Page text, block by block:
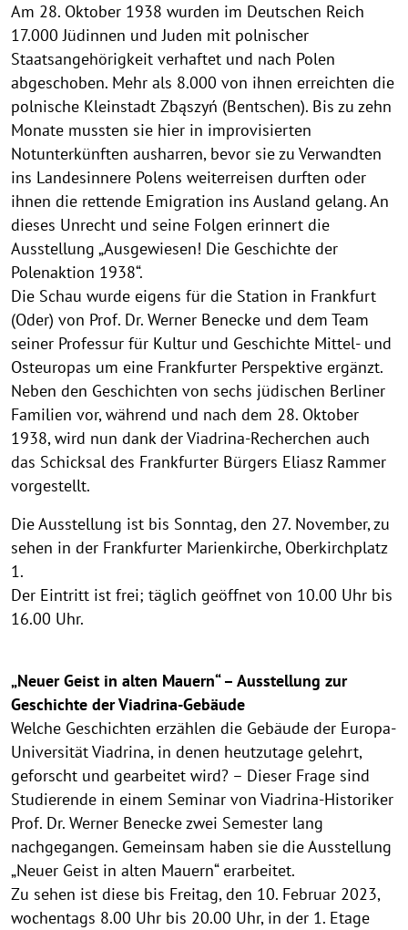
Am 28. Oktober 1938 wurden im Deutschen Reich
17.000 Jüdinnen und Juden mit polnischer
Staatsangehörigkeit verhaftet und nach Polen
abgeschoben. Mehr als 8.000 von ihnen erreichten die
polnische Kleinstadt Zbąszyń (Bentschen). Bis zu zehn
Monate mussten sie hier in improvisierten
Notunterkünften ausharren, bevor sie zu Verwandten
ins Landesinnere Polens weiterreisen durften oder
ihnen die rettende Emigration ins Ausland gelang. An
dieses Unrecht und seine Folgen erinnert die
Ausstellung „Ausgewiesen! Die Geschichte der
Polenaktion 1938“.
Die Schau wurde eigens für die Station in Frankfurt
(Oder) von Prof. Dr. Werner Benecke und dem Team
seiner Professur für Kultur und Geschichte Mittel- und
Osteuropas um eine Frankfurter Perspektive ergänzt.
Neben den Geschichten von sechs jüdischen Berliner
Familien vor, während und nach dem 28. Oktober
1938, wird nun dank der Viadrina-Recherchen auch
das Schicksal des Frankfurter Bürgers Eliasz Rammer
vorgestellt.
Die Ausstellung ist bis Sonntag, den 27. November, zu
sehen in der Frankfurter Marienkirche, Oberkirchplatz
1.
Der Eintritt ist frei; täglich geöffnet von 10.00 Uhr bis
16.00 Uhr.
„Neuer Geist in alten Mauern“ – Ausstellung zur
Geschichte der Viadrina-Gebäude
Welche Geschichten erzählen die Gebäude der Europa-
Universität Viadrina, in denen heutzutage gelehrt,
geforscht und gearbeitet wird? – Dieser Frage sind
Studierende in einem Seminar von Viadrina-Historiker
Prof. Dr. Werner Benecke zwei Semester lang
nachgegangen. Gemeinsam haben sie die Ausstellung
„Neuer Geist in alten Mauern“ erarbeitet.
Zu sehen ist diese bis Freitag, den 10. Februar 2023,
wochentags 8.00 Uhr bis 20.00 Uhr, in der 1. Etage